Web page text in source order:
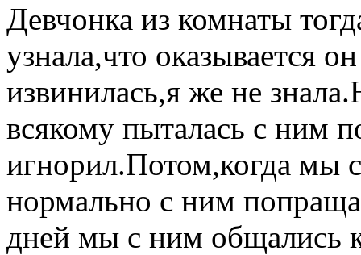
Девчонка из комнаты
узнала,что оказывается
извинилась,я же не
всякому пыталась с ним
игнорил.Потом,когда мы
нормально с ним
дней мы с ним общались